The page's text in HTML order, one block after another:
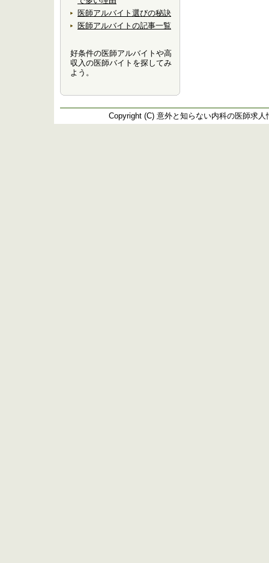
医師アルバイト選びの秘訣
医師アルバイトの記事一覧
好条件の医師アルバイトや高
収入の医師バイトを探してみ
よう。
Copyright (C) 意外と知らない内科の医師求